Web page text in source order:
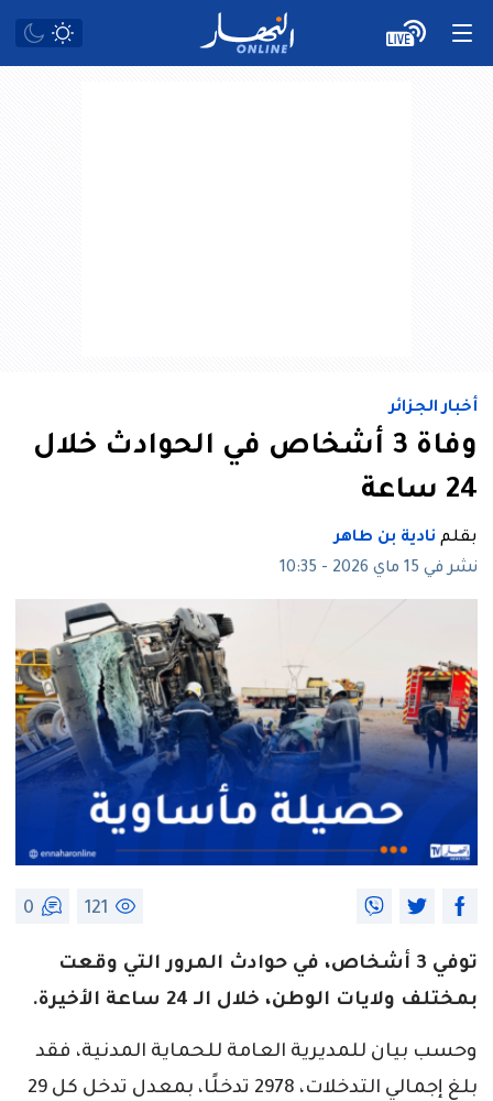
أخبار الجزائر
وفاة 3 أشخاص في الحوادث خلال
24 ساعة
بقلم نادية بن طاهر
نشر في 15 ماي 2026 - 10:35
121
0
توفي 3 أشخاص، في حوادث المرور التي وقعت
بمختلف ولايات الوطن، خلال الـ 24 ساعة الأخيرة.
وحسب بيان للمديرية العامة للحماية المدنية، فقد
بلغ إجمالي التدخلات، 2978 تدخلًا، بمعدل تدخل كل 29